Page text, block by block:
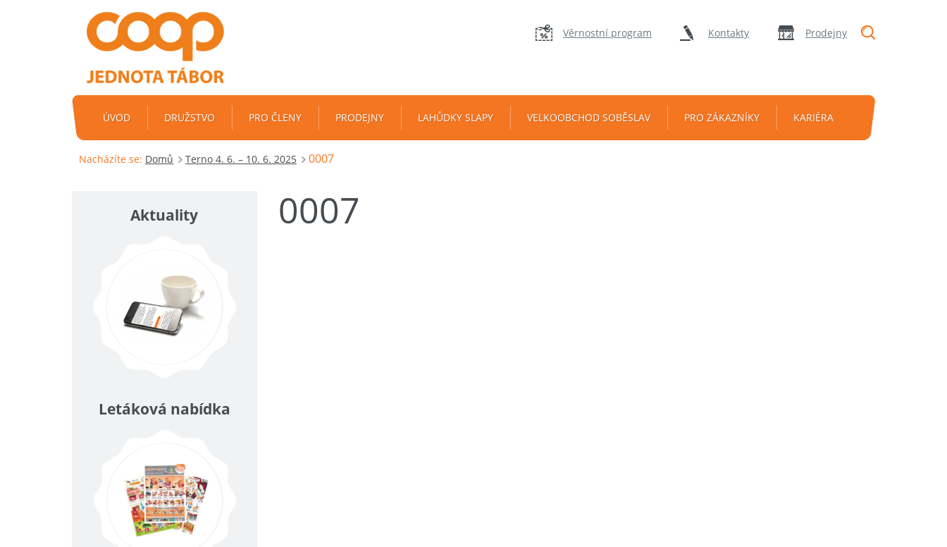
Věrnostní program Kontakty Prodejny
ÚVOD DRUŽSTVO PRO ČLENY PRODEJNY LAHŮDKY SLAPY VELKOOBCHOD SOBĚSLAV PRO ZÁKAZNÍKY KARIÉRA
Nacházíte se: Domů Terno 4. 6. – 10. 6. 2025 0007
0007
Aktuality
Letáková nabídka